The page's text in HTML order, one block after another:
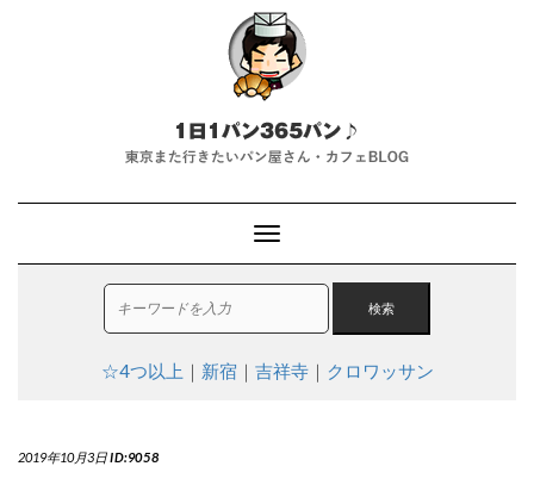
T
o
g
l
N
☆4つ以上 ｜ 新宿 ｜ 吉祥寺｜ クロワッサン
2019年10月3日ID:9058